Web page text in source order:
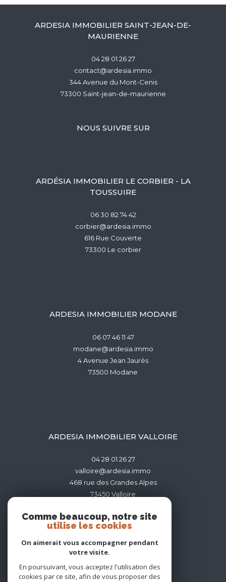
ARDESIA IMMOBILIER SAINT-JEAN-DE-
MAURIENNE
04 28 01 26 27
contact@ardesia.immo
344 Avenue du Mont-Cenis
73300
saint-jean-de-maurienne
NOUS SUIVRE SUR
ARDÉSIA IMMOBILIER LE CORBIER - LA
TOUSSUIRE
06 30 82 74 42
corbier@ardesia.immo
616 Rue Couverte
73300
le corbier
ARDESIA IMMOBILIER MODANE
06 07 46 11 47
modane@ardesia.immo
4 Avenue Jean Jaurès
73500
modane
ARDESIA IMMOBILIER VALLOIRE
04 28 01 26 27
valloire@ardesia.immo
468 rue des Grandes Alpes
73450
valloire
Comme beaucoup, notre site
utilise les cookies
On aimerait vous accompagner pendant
votre visite.
En poursuivant, vous acceptez l'utilisation des
cookies par ce site, afin de vous proposer des